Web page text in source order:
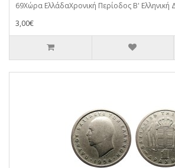
69Χώρα ΕλλάδαΧρονική Περίοδος Β' Ελληνική
3,00€